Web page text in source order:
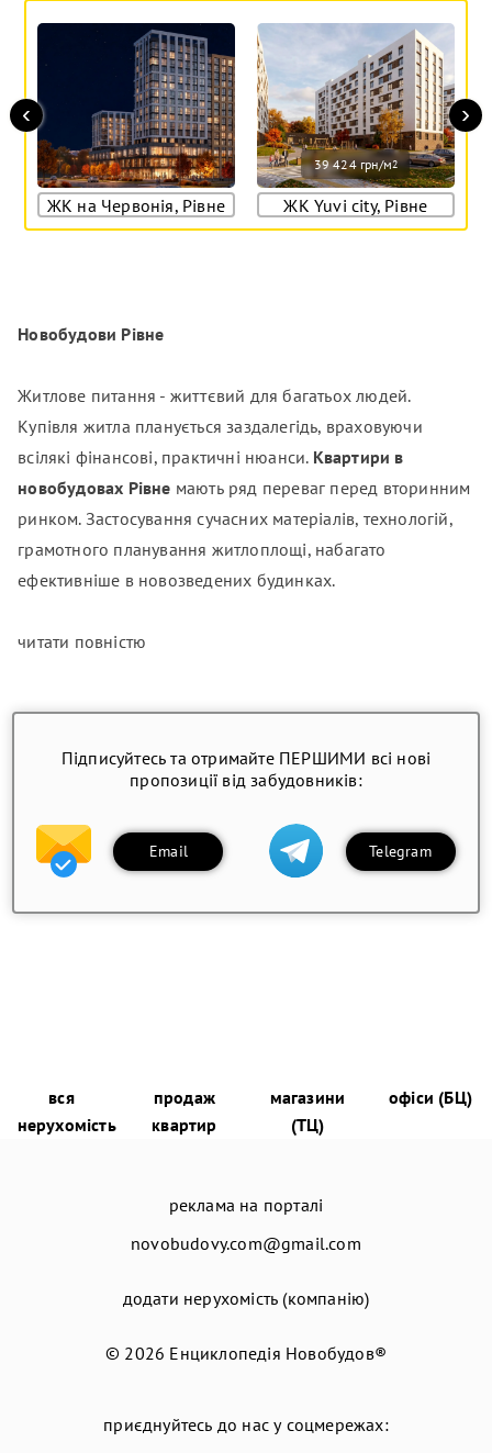
ЖК на Червонія, Рівне
39 424 грн/м2
ЖК Yuvi city, Рівне
‹ ›
Новобудови Рівне
Житлове питання - життєвий для багатьох людей.
Купівля житла планується заздалегідь, враховуючи
всілякі фінансові, практичні нюанси. Квартири в
новобудовах Рівне мають ряд переваг перед вторинним
ринком. Застосування сучасних матеріалів, технологій,
грамотного планування житлоплощі, набагато
ефективніше в новозведених будинках.
читати повністю
Підписуйтесь та отримайте ПЕРШИМИ всі нові
пропозиції від забудовників:
Email Telegram
вся
нерухомість
продаж
квартир
магазини
(ТЦ)
офіси (БЦ)
реклама на порталі
novobudovy.com@gmail.com
додати нерухомість (компанію)
© 2026 Енциклопедія Новобудов®
приєднуйтесь до нас у соцмережах: